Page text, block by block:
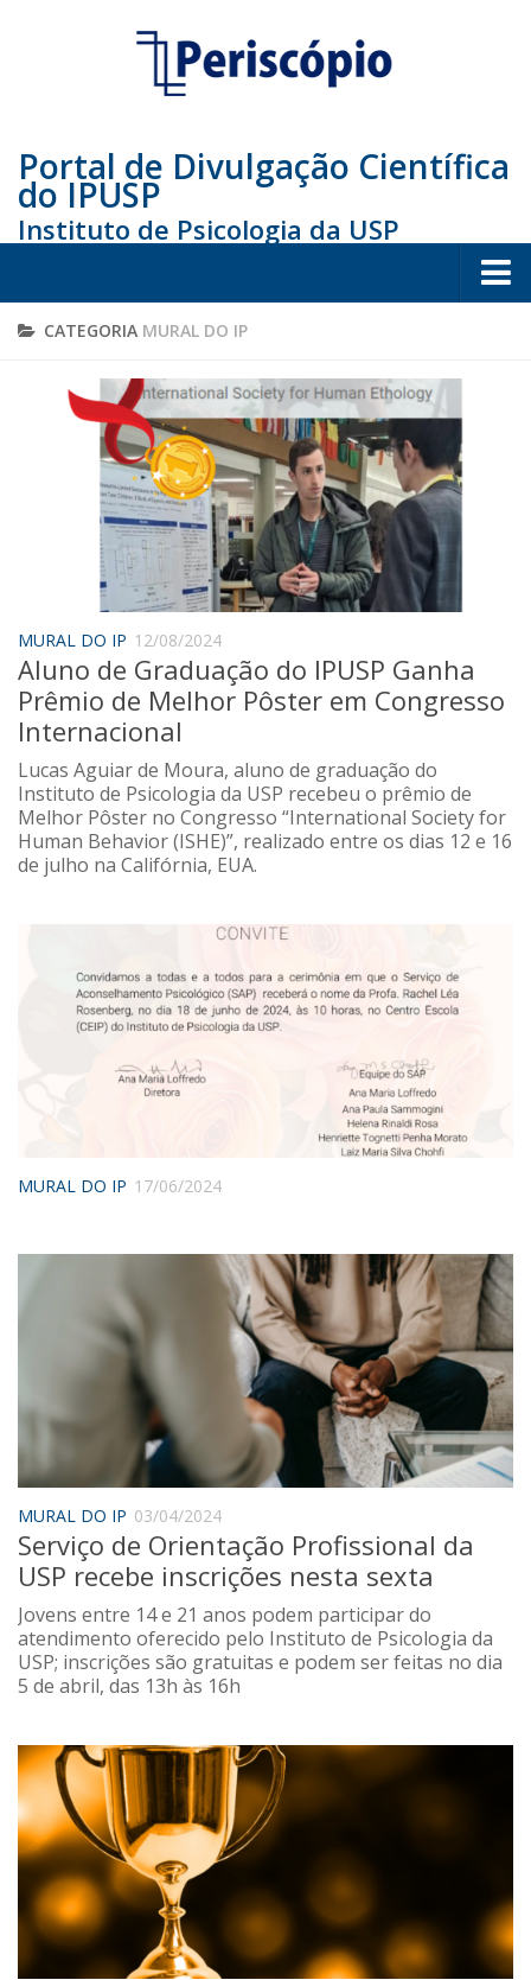
Portal de Divulgação Científica
do IPUSP
Instituto de Psicologia da USP
Home
Educação
Arte e Cultura
Mural do IP
Perfil
Commentor
Lançamento
Psico-HQ
Dossiês
Gênero
Contato
Quem somos
Sobre o Portal
CATEGORIA MURAL DO IP
MURAL DO IP 12/08/2024
Aluno de Graduação do IPUSP Ganha
Prêmio de Melhor Pôster em Congresso
Internacional
Lucas Aguiar de Moura, aluno de graduação do
Instituto de Psicologia da USP recebeu o prêmio de
Melhor Pôster no Congresso “International Society for
Human Behavior (ISHE)”, realizado entre os dias 12 e 16
de julho na Califórnia, EUA.
MURAL DO IP 17/06/2024
MURAL DO IP 03/04/2024
Serviço de Orientação Profissional da
USP recebe inscrições nesta sexta
Jovens entre 14 e 21 anos podem participar do
atendimento oferecido pelo Instituto de Psicologia da
USP; inscrições são gratuitas e podem ser feitas no dia
5 de abril, das 13h às 16h